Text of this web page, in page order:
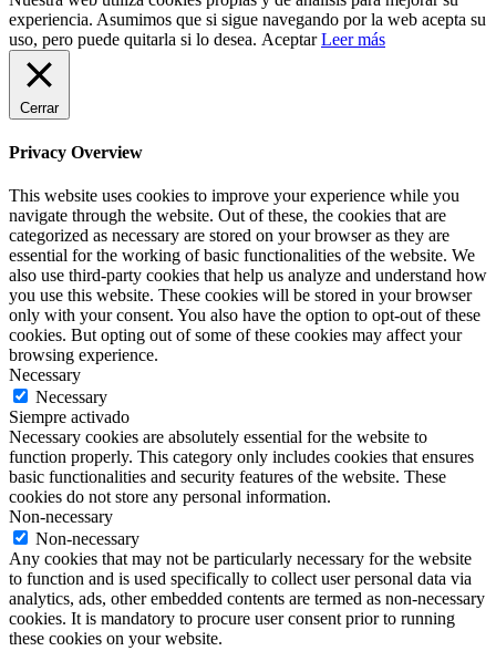
experiencia. Asumimos que si sigue navegando por la web acepta su
uso, pero puede quitarla si lo desea. Aceptar Leer más
Cerrar
Privacy Overview
This website uses cookies to improve your experience while you
navigate through the website. Out of these, the cookies that are
categorized as necessary are stored on your browser as they are
essential for the working of basic functionalities of the website. We
also use third-party cookies that help us analyze and understand how
you use this website. These cookies will be stored in your browser
only with your consent. You also have the option to opt-out of these
cookies. But opting out of some of these cookies may affect your
browsing experience.
Necessary
Necessary
Siempre activado
Necessary cookies are absolutely essential for the website to
function properly. This category only includes cookies that ensures
basic functionalities and security features of the website. These
cookies do not store any personal information.
Non-necessary
Non-necessary
Any cookies that may not be particularly necessary for the website
to function and is used specifically to collect user personal data via
analytics, ads, other embedded contents are termed as non-necessary
cookies. It is mandatory to procure user consent prior to running
these cookies on your website.